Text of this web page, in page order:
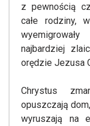
z pewnością
całe rodziny,
najbardziej
orędzie Jezusa
Chrystus
opuszczają
wyruszają na